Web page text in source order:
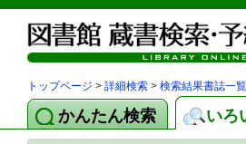
トップページ > 詳細検索 > 検索結果書誌一覧
かんたん検索 いろ